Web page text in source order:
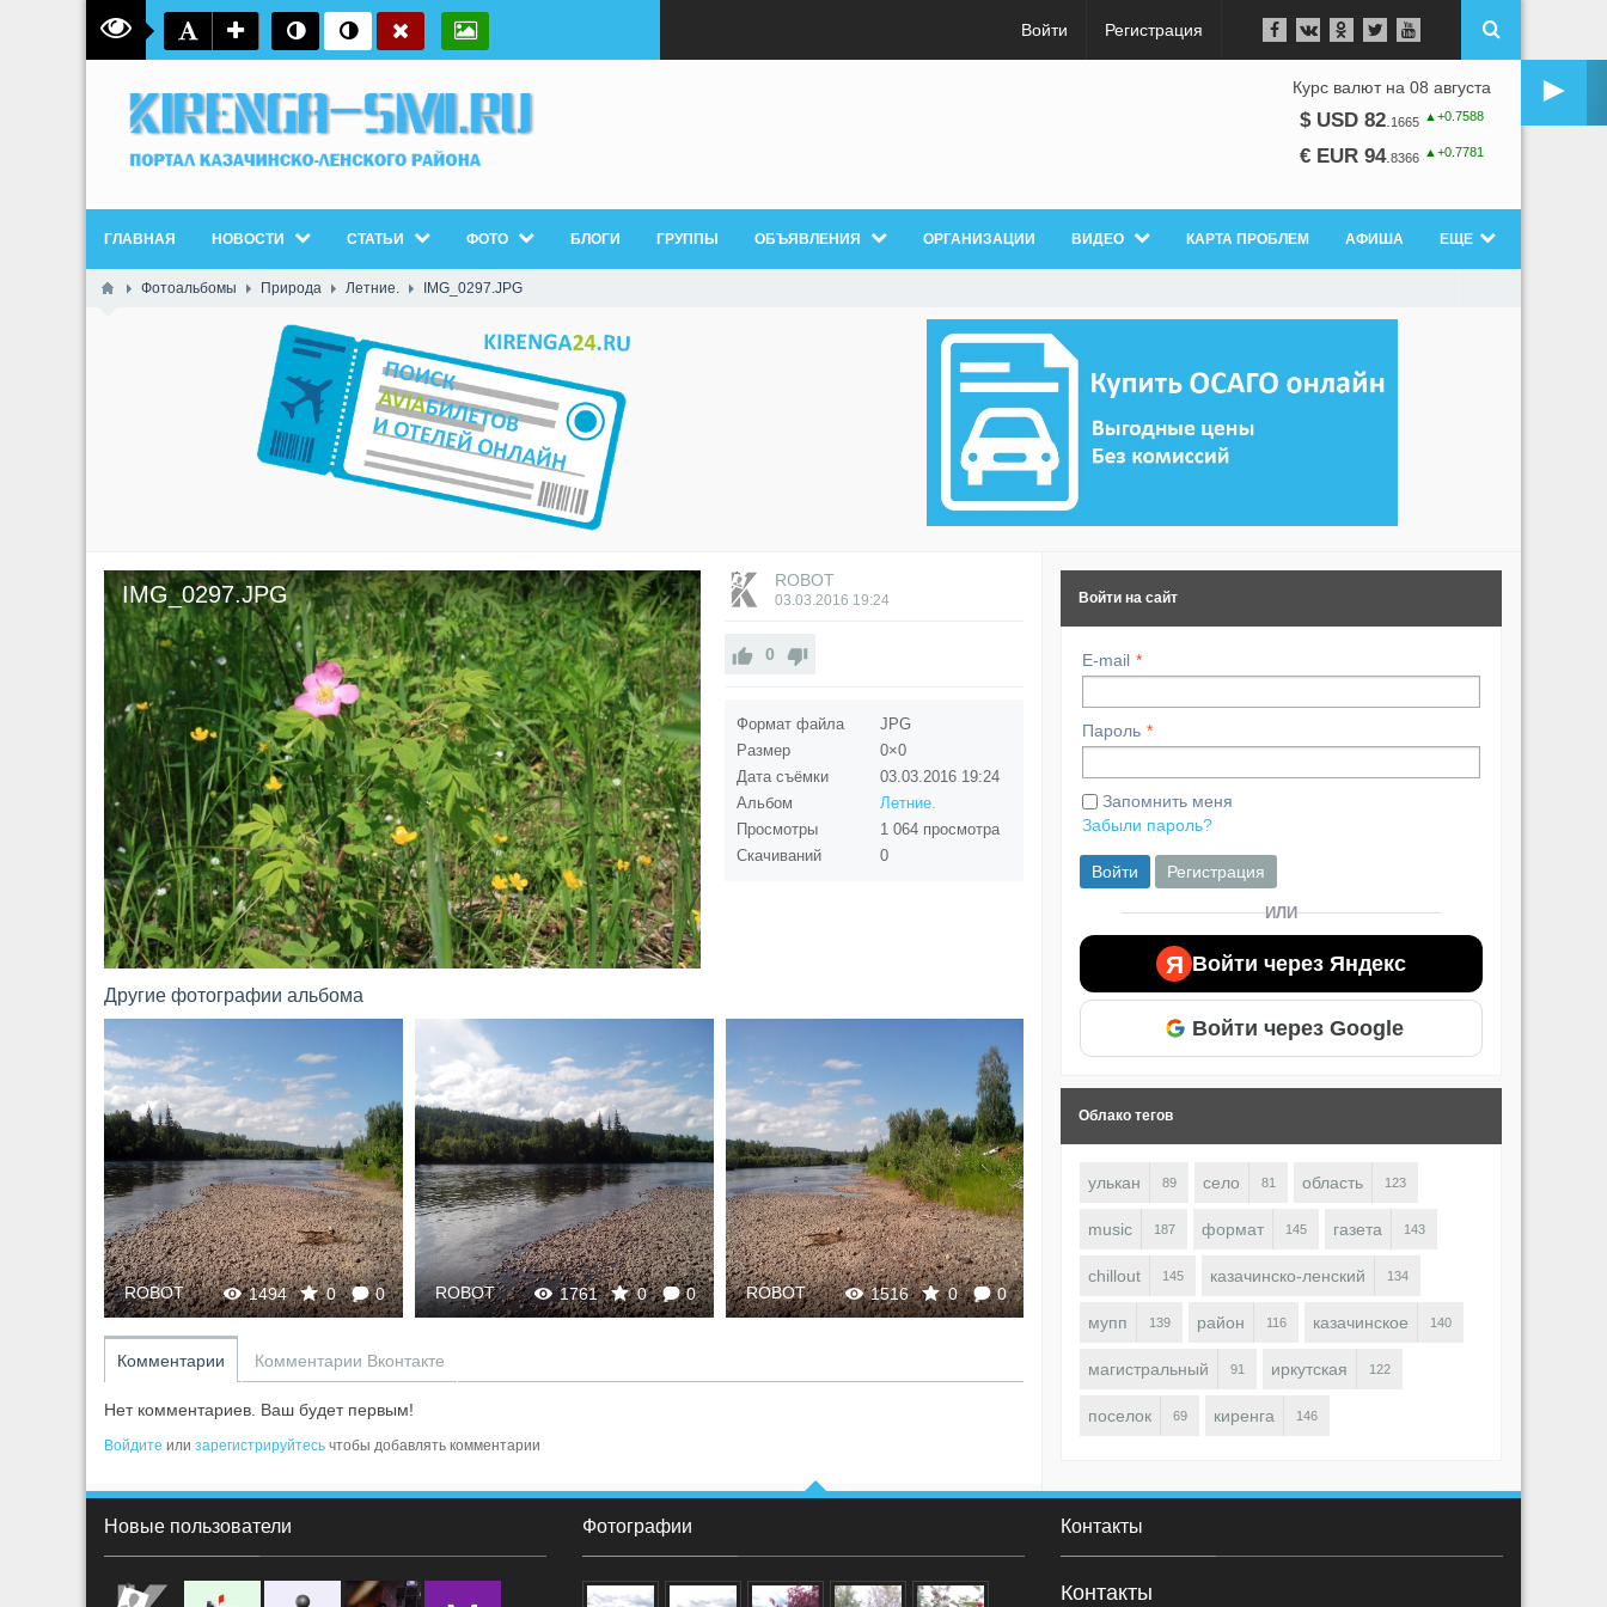
Войти Регистрация
►
Курс валют на 08 августа
$ USD 82 1665 ▲+0.7588
€ EUR 94. 8366 ▲+0.7781
ГЛАВНАЯ НОВОСТИ СТАТЬИ ФОТО БЛОГИ ГРУППЫ ОБЪЯВЛЕНИЯ ОРГАНИЗАЦИИ ВИДЕО КАРТА ПРОБЛЕМ АФИША ЕЩЕ
Фотоальбомы Природа Летние. IMG_0297.JPG
IMG_0297.JPG
ROBOT
03.03.2016 19:24
0
Формат файла
JPG
Размер
0×0
Дата съёмки
03.03.2016 19:24
Альбом
Летние.
Просмотры
1 064 просмотра
Скачиваний
0
Другие фотографии альбома
1494 0 0
ROBOT 1761 0 0
ROBOT 1516 0 0
ROBOT ROBOT
Комментарии Комментарии Вконтакте
Нет комментариев. Ваш будет первым!
Войдите или зарегистрируйтесь чтобы добавлять комментарии
Войти на сайт
E-mail
Пароль
Запомнить меня
Забыли пароль?
Войти Регистрация
ИЛИ
Я Войти через Яндекс
Войти через Google
Облако тегов
улькан 89 село 81 область 123
music 187 формат 145 газета 143
chillout 145 казачинско-ленский 134
мупп 139 район 116 казачинское 140
магистральный 91 иркутская 122
поселок 69 киренга 146
Новые пользователи Фотографии Контакты
Контакты